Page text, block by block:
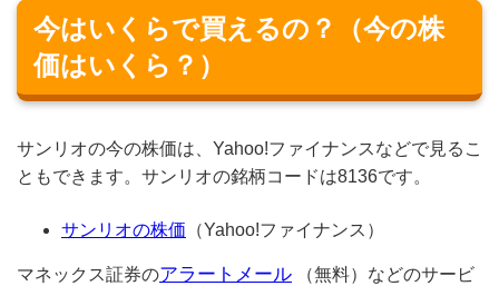
今はいくらで買えるの？（今の株
価はいくら？）
サンリオの今の株価は、Yahoo!ファイナンスなどで見るこ
ともできます。サンリオの銘柄コードは8136です。
サンリオの株価 （Yahoo!ファイナンス）
マネックス証券のアラートメール （無料）などのサービ